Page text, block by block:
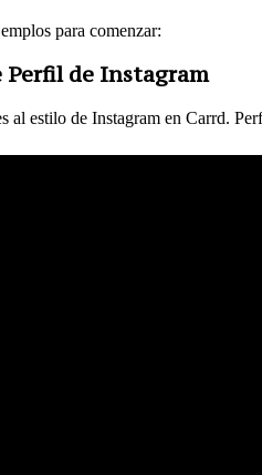
para comenzar:
Perfil de Instagram
estilo de Instagram en Carrd.